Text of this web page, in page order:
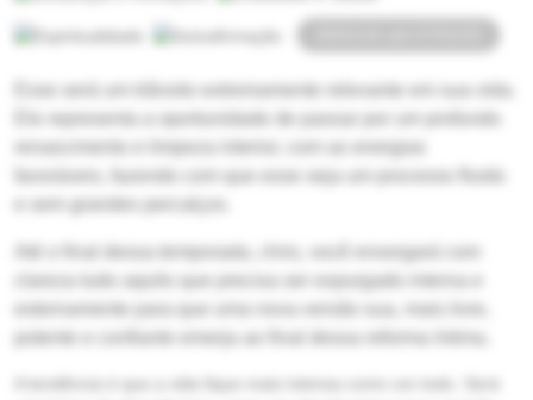
Esse será um trânsito extremamente relevante em sua vida.
Ele representa a oportunidade de passar por um profundo
renascimento e limpeza interior, com as energias
favoráveis, fazendo com que esse seja um processo fluido
e sem grandes percalços.
Até o final dessa temporada, chris, você enxergará com
clareza tudo aquilo que precisa ser expurgado interna e
externamente para que uma nova versão sua, mais livre,